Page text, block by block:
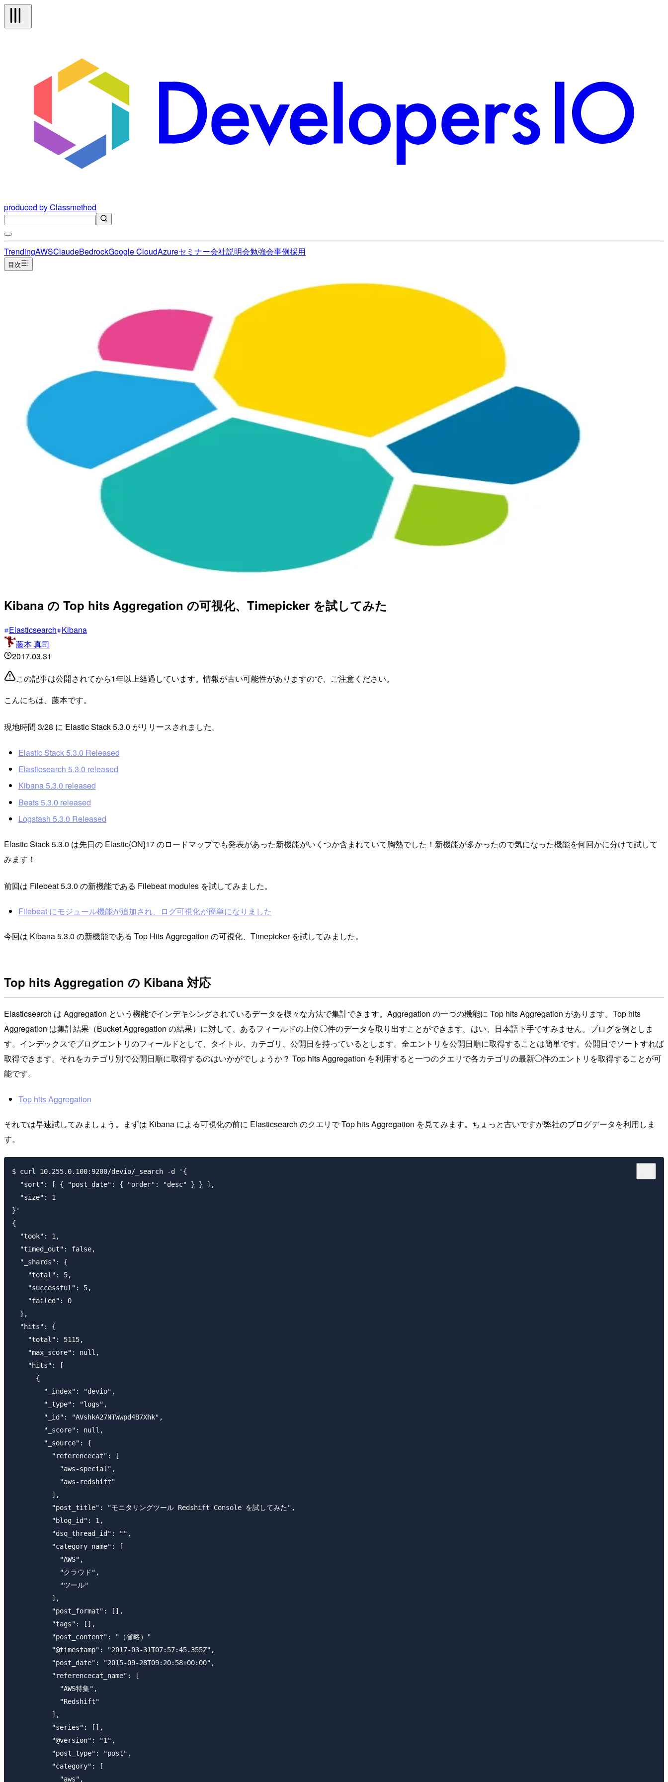
produced by Classmethod
TrendingAWSClaudeBedrockGoogle CloudAzureセミナー会社説明会勉強会事例採用
目次
Kibana の Top hits Aggregation の可視化、Timepicker を試してみた
Elasticsearch Kibana
藤本 真司
2017.03.31
この記事は公開されてから1年以上経過しています。情報が古い可能性がありますので、ご注意ください。
こんにちは、藤本です。
現地時間 3/28 に Elastic Stack 5.3.0 がリリースされました。
Elastic Stack 5.3.0 Released
Elasticsearch 5.3.0 released
Kibana 5.3.0 released
Beats 5.3.0 released
Logstash 5.3.0 Released
Elastic Stack 5.3.0 は先日の Elastic{ON}17 のロードマップでも発表があった新機能がいくつか含まれていて胸熱でした！新機能が多かったので気になった機能を何回かに分けて試して
みます！
前回は Filebeat 5.3.0 の新機能である Filebeat modules を試してみました。
Filebeat にモジュール機能が追加され、ログ可視化が簡単になりました
今回は Kibana 5.3.0 の新機能である Top Hits Aggregation の可視化、Timepicker を試してみました。
Top hits Aggregation の Kibana 対応
Elasticsearch は Aggregation という機能でインデキシングされているデータを様々な方法で集計できます。Aggregation の一つの機能に Top hits Aggregation があります。Top hits
Aggregation は集計結果（Bucket Aggregation の結果）に対して、あるフィールドの上位◯件のデータを取り出すことができます。はい、日本語下手ですみません。ブログを例としま
す。インデックスでブログエントリのフィールドとして、タイトル、カテゴリ、公開日を持っているとします。全エントリを公開日順に取得することは簡単です。公開日でソートすれば
取得できます。それをカテゴリ別で公開日順に取得するのはいかがでしょうか？ Top hits Aggregation を利用すると一つのクエリで各カテゴリの最新◯件のエントリを取得することが可
能です。
Top hits Aggregation
それでは早速試してみましょう。まずは Kibana による可視化の前に Elasticsearch のクエリで Top hits Aggregation を見てみます。ちょっと古いですが弊社のブログデータを利用しま
す。
$ curl 10.255.0.100:9200/devio/_search -d '{
  "sort": [ { "post_date": { "order": "desc" } } ],
  "size": 1
}'
{
  "took": 1,
  "timed_out": false,
  "_shards": {
    "total": 5,
    "successful": 5,
    "failed": 0
  },
  "hits": {
    "total": 5115,
    "max_score": null,
    "hits": [
      {
        "_index": "devio",
        "_type": "logs",
        "_id": "AVshkA27NTWwpd4B7Xhk",
        "_score": null,
        "_source": {
          "referencecat": [
            "aws-special",
            "aws-redshift"
          ],
          "post_title": "モニタリングツール Redshift Console を試してみた",
          "blog_id": 1,
          "dsq_thread_id": "",
          "category_name": [
            "AWS",
            "クラウド",
            "ツール"
          ],
          "post_format": [],
          "tags": [],
          "post_content": "（省略）"
          "@timestamp": "2017-03-31T07:57:45.355Z",
          "post_date": "2015-09-28T09:20:58+00:00",
          "referencecat_name": [
            "AWS特集",
            "Redshift"
          ],
          "series": [],
          "@version": "1",
          "post_type": "post",
          "category": [
            "aws",